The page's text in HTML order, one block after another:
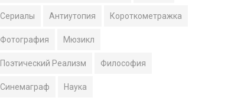
Сериалы Антиутопия Короткометражка
Фотография Мюзикл
Поэтический Реализм Философия
Синемаграф Наука